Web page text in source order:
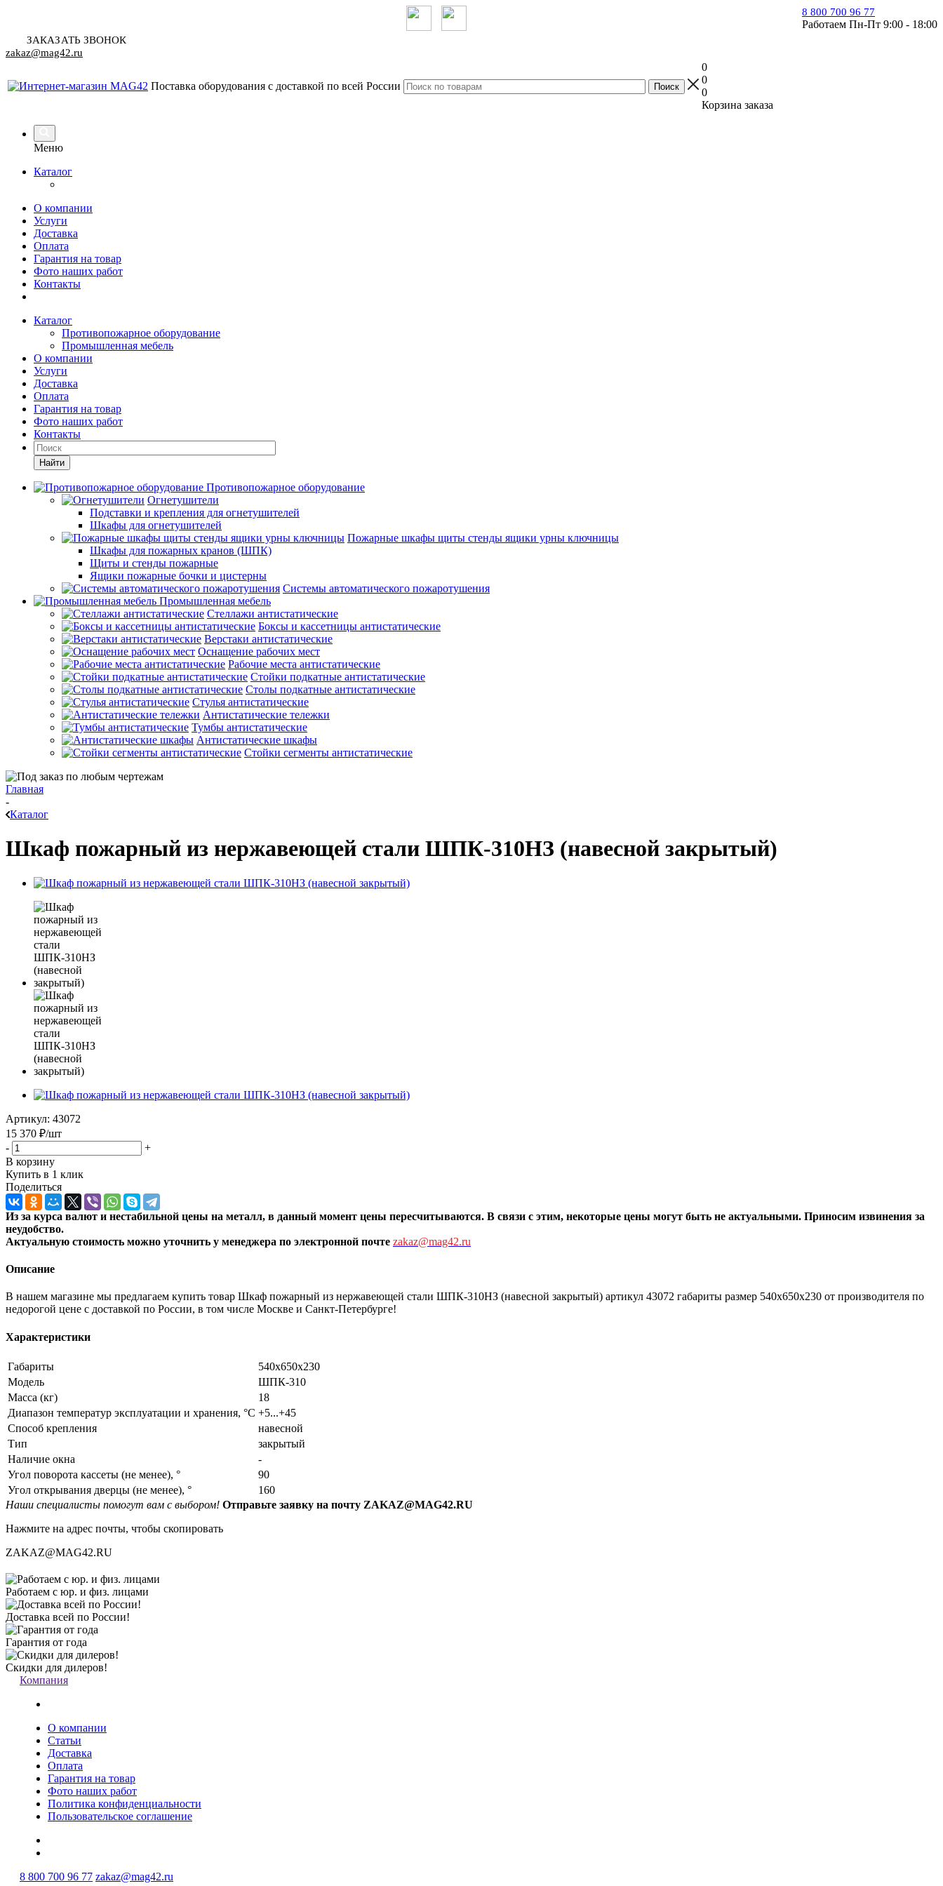
8 800 700 96 77
Работаем Пн-Пт 9:00 - 18:00
ЗАКАЗАТЬ ЗВОНОК
zakaz@mag42.ru
Поставка оборудования с доставкой по всей России
0
0
0
Корзина заказа
Меню
Каталог
О компании
Услуги
Доставка
Оплата
Гарантия на товар
Фото наших работ
Контакты
Каталог
Противопожарное оборудование
Промышленная мебель
О компании
Услуги
Доставка
Оплата
Гарантия на товар
Фото наших работ
Контакты
Найти
Противопожарное оборудование
Огнетушители
Подставки и крепления для огнетушителей
Шкафы для огнетушителей
Пожарные шкафы щиты стенды ящики урны ключницы
Шкафы для пожарных кранов (ШПК)
Щиты и стенды пожарные
Ящики пожарные бочки и цистерны
Системы автоматического пожаротушения
Промышленная мебель
Стеллажи антистатические
Боксы и кассетницы антистатические
Верстаки антистатические
Оснащение рабочих мест
Рабочие места антистатические
Стойки подкатные антистатические
Столы подкатные антистатические
Стулья антистатические
Антистатические тележки
Тумбы антистатические
Антистатические шкафы
Стойки сегменты антистатические
Главная
-
Каталог
Шкаф пожарный из нержавеющей стали ШПК-310НЗ (навесной закрытый)
Артикул: 43072
15 370 ₽/шт
-
+
В корзину
Купить в 1 клик
Поделиться
Из за курса валют и нестабильной цены на металл, в данный момент цены пересчитываются. В связи с этим, некоторые цены могут быть не актуальными. Приносим извинения за
неудобство.
Актуальную стоимость можно уточнить у менеджера по электронной почте zakaz@mag42.ru
Описание
В нашем магазине мы предлагаем купить товар Шкаф пожарный из нержавеющей стали ШПК-310НЗ (навесной закрытый) артикул 43072 габариты размер 540х650х230 от производителя по
недорогой цене с доставкой по России, в том числе Москве и Санкт-Петербурге!
Характеристики
Габариты
540х650х230
Модель
ШПК-310
Масса (кг)
18
Диапазон температур эксплуатации и хранения, °С +5...+45
Способ крепления
навесной
Тип
закрытый
Наличие окна
-
Угол поворота кассеты (не менее), °
90
Угол открывания дверцы (не менее), °
160
Наши специалисты помогут вам с выбором! Отправьте заявку на почту ZAKAZ@MAG42.RU
Нажмите на адрес почты, чтобы скопировать
ZAKAZ@MAG42.RU
Работаем с юр. и физ. лицами
Доставка всей по России!
Гарантия от года
Скидки для дилеров!
Компания
О компании
Статьи
Доставка
Оплата
Гарантия на товар
Фото наших работ
Политика конфиденциальности
Пользовательское соглашение
8 800 700 96 77 zakaz@mag42.ru